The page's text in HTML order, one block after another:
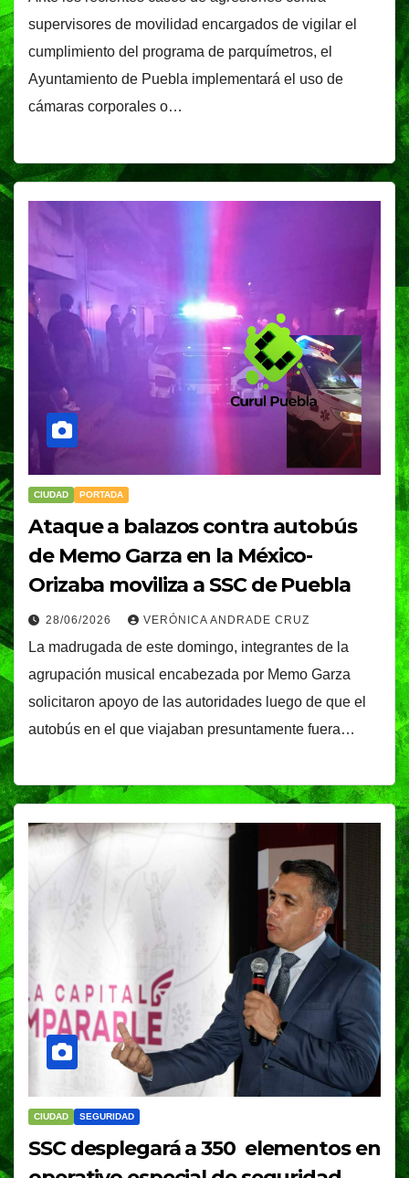
supervisores de movilidad encargados de vigilar el
cumplimiento del programa de parquímetros, el
Ayuntamiento de Puebla implementará el uso de
cámaras corporales o…
CIUDAD PORTADA
Ataque a balazos contra autobús
de Memo Garza en la México-
Orizaba moviliza a SSC de Puebla
28/06/2026 VERÓNICA ANDRADE CRUZ
La madrugada de este domingo, integrantes de la
agrupación musical encabezada por Memo Garza
solicitaron apoyo de las autoridades luego de que el
autobús en el que viajaban presuntamente fuera…
CIUDAD SEGURIDAD
SSC desplegará a 350 elementos en